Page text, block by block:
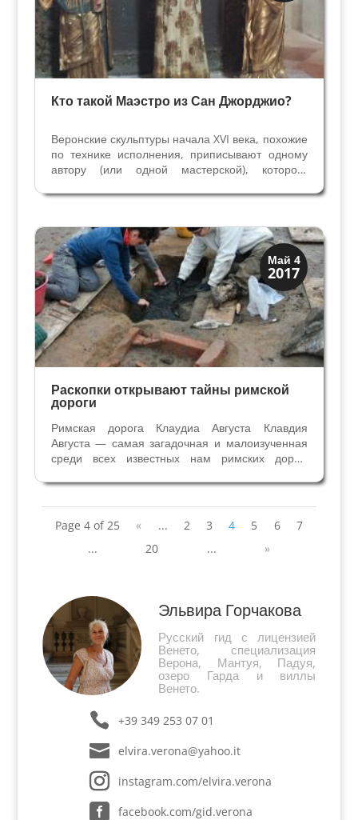
Кто такой Маэстро из Сан Джорджио?
Веронские скульптуры начала XVI века, похожие
по технике исполнения, приписывают одному
автору (или одной мастерской), которого
Вальполичелла. Пока 25 работ на веронской
скульптурами автора,...
Май 4
2017
Верона
Римская Верона
Раскопки открывают тайны римской
дороги
Римская дорога Клаудиа Августа Клавдия
Августа — самая загадочная и малоизученная
среди всех известных нам римских дорог.
Империи с германскими территориями, она
соединяла Паданскую равнину с Дунаем в
Баварии, проходя...
Page 4 of 25 « ... 2 3 4 5 6
7
...
20 ... »
Эльвира Горчакова
Русский гид с лицензией
Венето, специализация
Верона, Мантуя, Падуя,
озеро Гарда и виллы
Венето.
+39 349 253 07 01
elvira.verona@yahoo.it
instagram.com/elvira.verona
facebook.com/gid.verona